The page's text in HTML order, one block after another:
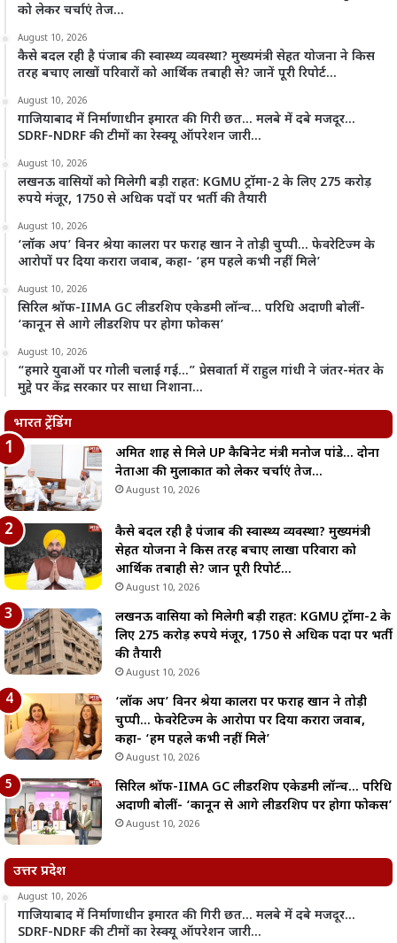
को लेकर चर्चाएं तेज…
August 10, 2026
कैसे बदल रही है पंजाब की स्वास्थ्य व्यवस्था? मुख्यमंत्री सेहत योजना ने किस
तरह बचाए लाखों परिवारों को आर्थिक तबाही से? जानें पूरी रिपोर्ट…
August 10, 2026
गाजियाबाद में निर्माणाधीन इमारत की गिरी छत… मलबे में दबे मजदूर…
SDRF-NDRF की टीमों का रेस्क्यू ऑपरेशन जारी…
August 10, 2026
लखनऊ वासियों को मिलेगी बड़ी राहत: KGMU ट्रॉमा-2 के लिए 275 करोड़
रुपये मंजूर, 1750 से अधिक पदों पर भर्ती की तैयारी
August 10, 2026
‘लॉक अप’ विनर श्रेया कालरा पर फराह खान ने तोड़ी चुप्पी… फेवरेटिज्म के
आरोपों पर दिया करारा जवाब, कहा- ‘हम पहले कभी नहीं मिले’
August 10, 2026
सिरिल श्रॉफ-IIMA GC लीडरशिप एकेडमी लॉन्च… परिधि अदाणी बोलीं-
‘कानून से आगे लीडरशिप पर होगा फोकस’
August 10, 2026
“हमारे युवाओं पर गोली चलाई गई…” प्रेसवार्ता में राहुल गांधी ने जंतर-मंतर के
मुद्दे पर केंद्र सरकार पर साधा निशाना…
भारत ट्रेंडिंग
अमित शाह से मिले UP कैबिनेट मंत्री मनोज पांडे… दोनों
नेताओं की मुलाकात को लेकर चर्चाएं तेज…
August 10, 2026
कैसे बदल रही है पंजाब की स्वास्थ्य व्यवस्था? मुख्यमंत्री
सेहत योजना ने किस तरह बचाए लाखों परिवारों को
आर्थिक तबाही से? जानें पूरी रिपोर्ट…
August 10, 2026
लखनऊ वासियों को मिलेगी बड़ी राहत: KGMU ट्रॉमा-2 के
लिए 275 करोड़ रुपये मंजूर, 1750 से अधिक पदों पर भर्ती
की तैयारी
August 10, 2026
‘लॉक अप’ विनर श्रेया कालरा पर फराह खान ने तोड़ी
चुप्पी… फेवरेटिज्म के आरोपों पर दिया करारा जवाब,
कहा- ‘हम पहले कभी नहीं मिले’
August 10, 2026
सिरिल श्रॉफ-IIMA GC लीडरशिप एकेडमी लॉन्च… परिधि
अदाणी बोलीं- ‘कानून से आगे लीडरशिप पर होगा फोकस’
August 10, 2026
उत्तर प्रदेश
August 10, 2026
गाजियाबाद में निर्माणाधीन इमारत की गिरी छत… मलबे में दबे मजदूर…
SDRF-NDRF की टीमों का रेस्क्यू ऑपरेशन जारी…